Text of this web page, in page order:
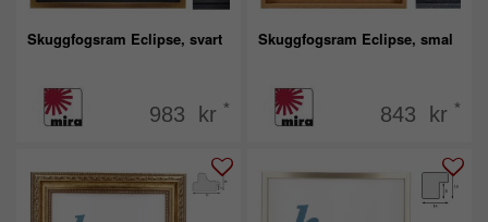
Skuggfogsram Eclipse, svart
983 kr *
Skuggfogsram Eclipse, smal
843 kr *